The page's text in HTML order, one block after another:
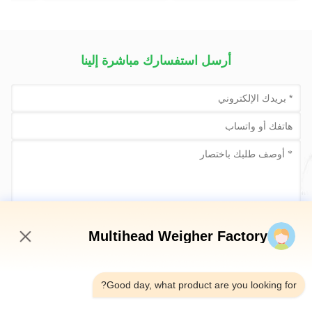
أرسل استفسارك مباشرة إلينا
أرسلي الآن
Multihead Weigher Factory
Good day, what product are you looking for?